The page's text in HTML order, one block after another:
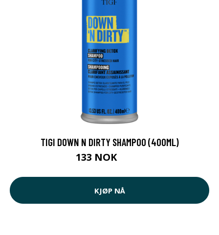
TIGI DOWN N DIRTY SHAMPOO (400ML)
133 NOK
KJØP NÅ